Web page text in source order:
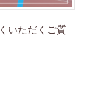
いただくご質